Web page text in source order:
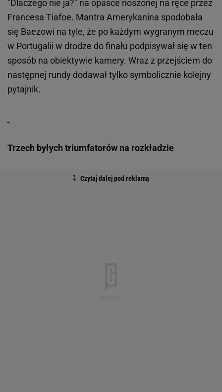
"Dlaczego nie ja?" na opasce noszonej na ręce przez
Francesa Tiafoe. Mantra Amerykanina spodobała
się Baezowi na tyle, że po każdym wygranym meczu
w Portugalii w drodze dofinału podpisywał się w ten
sposób na obiektywie kamery. Wraz z przejściem do
następnej rundy dodawał tylko symbolicznie kolejny
pytajnik.
Trzech byłych triumfatorów na rozkładzie